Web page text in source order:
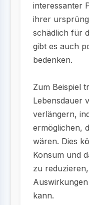
interessanter
ihrer
schädlich für
gibt es auch
bedenken.
Zum Beispiel
Lebensdauer
verlängern,
ermöglichen,
wären. Dies
Konsum und
zu
kann.